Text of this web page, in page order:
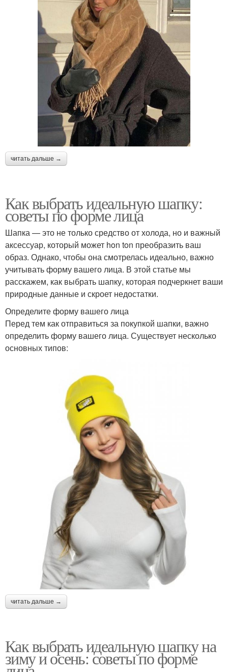
читать дальше →
Как выбрать идеальную шапку:
советы по форме лица
Шапка — это не только средство от холода, но и важный
аксессуар, который может hon ton преобразить ваш
образ. Однако, чтобы она смотрелась идеально, важно
учитывать форму вашего лица. В этой статье мы
расскажем, как выбрать шапку, которая подчеркнет ваши
природные данные и скроет недостатки.
Определите форму вашего лица
Перед тем как отправиться за покупкой шапки, важно
определить форму вашего лица. Существует несколько
основных типов:
читать дальше →
Как выбрать идеальную шапку на
зиму и осень: советы по форме